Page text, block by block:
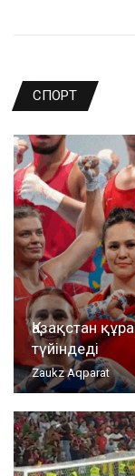
СПОРТ
Қазақстан
түйіндеді
Zaukz Aqparat